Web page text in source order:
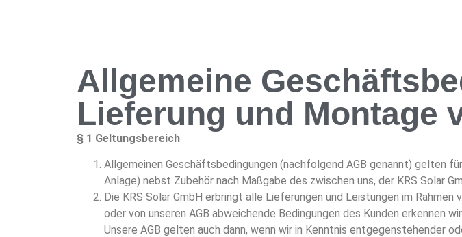
Allgemeine
Lieferung und Montage
§ 1 Geltungsbereich
Allgemeinen Geschäftsbedingungen (nachfolgend AGB genannt) gelten
Anlage) nebst Zubehör nach Maßgabe des zwischen uns, der KRS Solar
Die KRS Solar GmbH erbringt alle Lieferungen und Leistungen im
oder von unseren AGB abweichende Bedingungen des Kunden erkennen
Unsere AGB gelten auch dann, wenn wir in Kenntnis entgegenstehender